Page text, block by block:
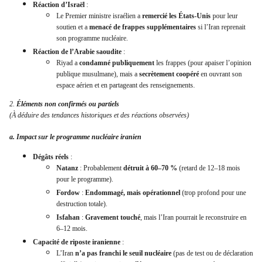
Réaction d’Israël :
Le Premier ministre israélien a remercié les États-Unis pour leur
soutien et a menacé de frappes supplémentaires si l’Iran reprenait
son programme nucléaire.
Réaction de l’Arabie saoudite :
Riyad a condamné publiquement les frappes (pour apaiser l’opinion
publique musulmane), mais a secrètement coopéré en ouvrant son
espace aérien et en partageant des renseignements.
2. Éléments non confirmés ou partiels
(À déduire des tendances historiques et des réactions observées)
a. Impact sur le programme nucléaire iranien
Dégâts réels :
Natanz : Probablementdétruit à 60–70 % (retard de 12–18 mois
pour le programme).
Fordow : Endommagé, mais opérationnel (trop profond pour une
destruction totale).
Isfahan : Gravement touché, mais l’Iran pourrait le reconstruire en
6–12 mois.
Capacité de riposte iranienne :
L’Iran n’a pas franchi le seuil nucléaire (pas de test ou de déclaration